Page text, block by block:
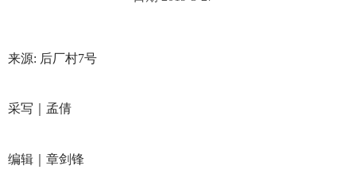
来源: 后厂村7号
采写｜孟倩
编辑｜章剑锋